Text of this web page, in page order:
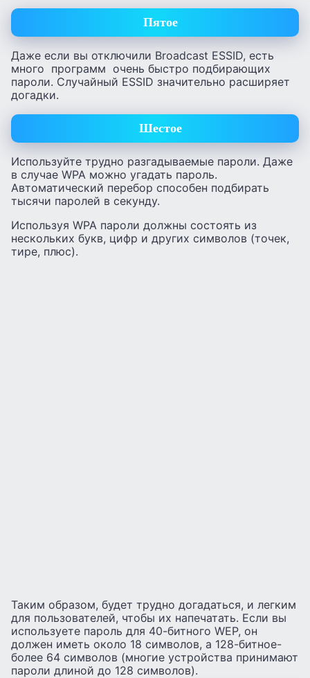
Пятое
Даже если вы отключили Broadcast ESSID, есть
много программ очень быстро подбирающих
пароли. Случайный ESSID значительно расширяет
догадки.
Шестое
Используйте трудно разгадываемые пароли. Даже
в случае WPA можно угадать пароль.
Автоматический перебор способен подбирать
тысячи паролей в секунду.
Используя WPA пароли должны состоять из
нескольких букв, цифр и других символов (точек,
тире, плюс).
Таким образом, будет трудно догадаться, и легким
для пользователей, чтобы их напечатать. Если вы
используете пароль для 40-битного WEP, он
должен иметь около 18 символов, а 128-битное-
более 64 символов (многие устройства принимают
пароли длиной до 128 символов).